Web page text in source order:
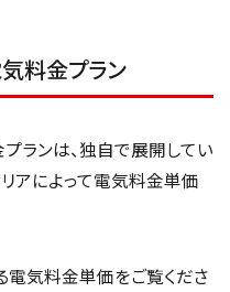
気料金プラン
ランは、独自で展開してい
リアによって電気料金単価
電気料金単価をご覧くださ